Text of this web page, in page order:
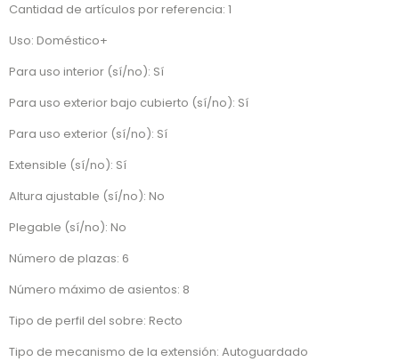
Cantidad de artículos por referencia: 1
Uso: Doméstico+
Para uso interior (sí/no): Sí
Para uso exterior bajo cubierto (sí/no): Sí
Para uso exterior (sí/no): Sí
Extensible (sí/no): Sí
Altura ajustable (sí/no): No
Plegable (sí/no): No
Número de plazas: 6
Número máximo de asientos: 8
Tipo de perfil del sobre: Recto
Tipo de mecanismo de la extensión: Autoguardado